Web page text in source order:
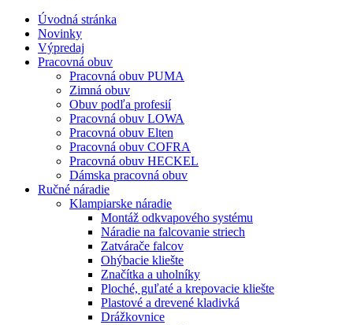
Úvodná stránka
Novinky
Výpredaj
Pracovná obuv
Pracovná obuv PUMA
Zimná obuv
Obuv podľa profesií
Pracovná obuv LOWA
Pracovná obuv Elten
Pracovná obuv COFRA
Pracovná obuv HECKEL
Dámska pracovná obuv
Ručné náradie
Klampiarske náradie
Montáž odkvapového systému
Náradie na falcovanie striech
Zatvárače falcov
Ohýbacie kliešte
Značítka a uholníky
Ploché, guľaté a krepovacie kliešte
Plastové a drevené kladivká
Drážkovnice